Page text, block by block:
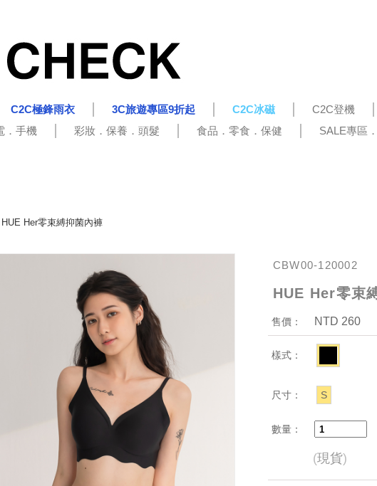
C2C極鋒雨衣 3C旅遊專區9折起 C2C冰磁 C2C登機
．手機 彩妝．保養．頭髮 食品．零食．保健 SALE專區
Her零束縛抑菌內褲
CBW00-120002
HUE Her零束
售價： NTD 260
樣式：
尺寸： S
數量：
(現貨)